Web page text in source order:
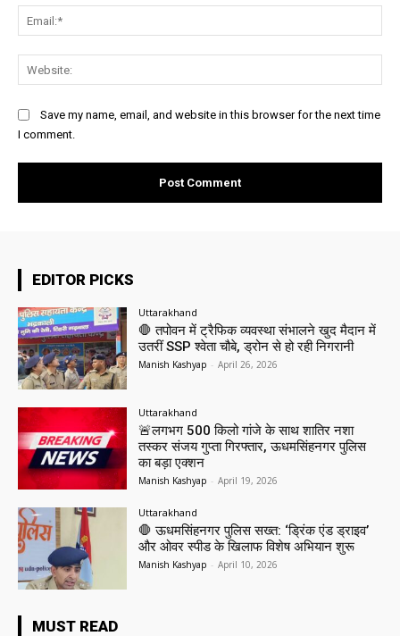
Save my name, email, and website in this browser for the next time
I comment.
EDITOR PICKS
Uttarakhand
🛑 तपोवन में ट्रैफिक व्यवस्था संभालने खुद मैदान में
उतरीं SSP श्वेता चौबे, ड्रोन से हो रही निगरानी
Manish Kashyap - April 26, 2026
Uttarakhand
🚨लगभग 500 किलो गांजे के साथ शातिर नशा
तस्कर संजय गुप्ता गिरफ्तार, ऊधमसिंहनगर पुलिस
का बड़ा एक्शन
Manish Kashyap - April 19, 2026
Uttarakhand
🛑 ऊधमसिंहनगर पुलिस सख्त: ‘ड्रिंक एंड ड्राइव’
और ओवर स्पीड के खिलाफ विशेष अभियान शुरू
Manish Kashyap - April 10, 2026
MUST READ